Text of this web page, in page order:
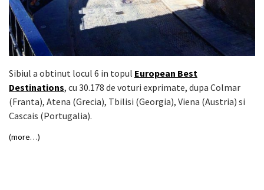
Sibiul a obtinut locul 6 in topul European Best
Destinations, cu 30.178 de voturi exprimate, dupa Colmar
(Franta), Atena (Grecia), Tbilisi (Georgia), Viena (Austria) si
Cascais (Portugalia).
(more…)